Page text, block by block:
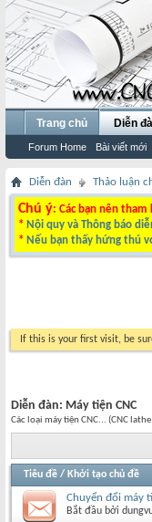
Trang chủ Diễn
Forum Home Bài viết mới
Diễn đàn Thảo luận
Chú ý: Các bạn nên
* Nội quy và Thông báo
* Nếu bạn thấy hứng thú
If this is your first visit, be
Diễn đàn: Máy tiện CNC
Các loại máy tiện CNC... (CNC
Tiêu đề / Khởi tạo chủ đề
Chuyển đổi máy
Bắt đầu bởi